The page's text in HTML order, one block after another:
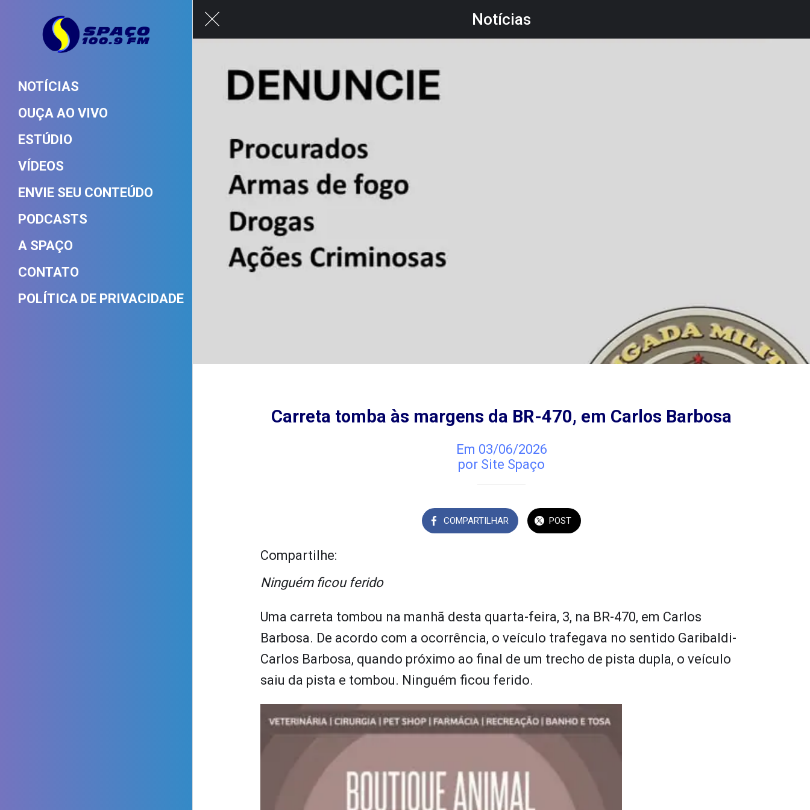
NOTÍCIAS
OUÇA AO VIVO
ESTÚDIO
VÍDEOS
ENVIE SEU CONTEÚDO
PODCASTS
A SPAÇO
CONTATO
POLÍTICA DE PRIVACIDADE
Notícias
Carreta tomba às margens da BR-470, em Carlos Barbosa
Em 03/06/2026
por Site Spaço
COMPARTILHAR POST
Compartilhe:
Ninguém ficou ferido
Uma carreta tombou na manhã desta quarta-feira, 3, na BR-470, em Carlos
Barbosa. De acordo com a ocorrência, o veículo trafegava no sentido Garibaldi-
Carlos Barbosa, quando próximo ao final de um trecho de pista dupla, o veículo
saiu da pista e tombou. Ninguém ficou ferido.